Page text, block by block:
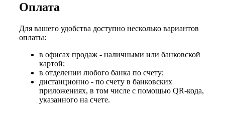
Оплата
Для вашего удобства доступно несколько вариантов
оплаты:
в офисах продаж - наличными или банковской
картой;
в отделении любого банка по счету;
дистанционно - по счету в банковских
приложениях, в том числе с помощью QR-кода,
указанного на счете.